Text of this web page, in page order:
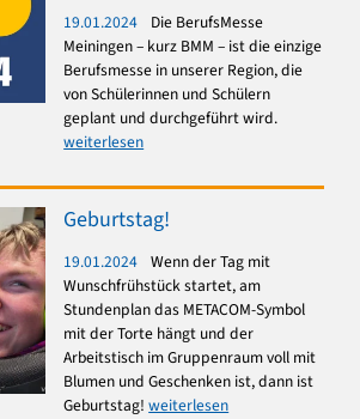
19.01.2024
Die BerufsMesse
Meiningen – kurz BMM – ist die einzige
Berufsmesse in unserer Region, die
von Schülerinnen und Schülern
geplant und durchgeführt wird.
weiterlesen
Geburtstag!
19.01.2024 Wenn der Tag mit
Wunschfrühstück startet, am
Stundenplan das METACOM-Symbol
mit der Torte hängt und der
Arbeitstisch im Gruppenraum voll mit
Blumen und Geschenken ist, dann ist
Geburtstag!weiterlesen